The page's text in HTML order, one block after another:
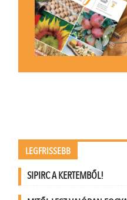
LEGFRISSEBB
SIPIRC A KERTEMBŐL!